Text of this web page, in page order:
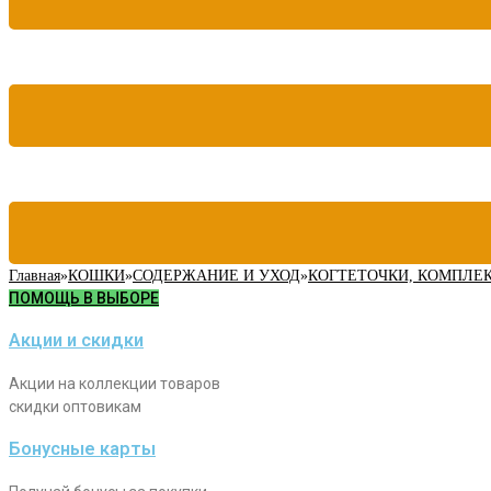
Главная»КОШКИ»СОДЕРЖАНИЕ И УХОД»КОГТЕТОЧКИ,
ПОМОЩЬ В ВЫБОРЕ
Акции и скидки
Акции на коллекции товаров
скидки оптовикам
Бонусные карты